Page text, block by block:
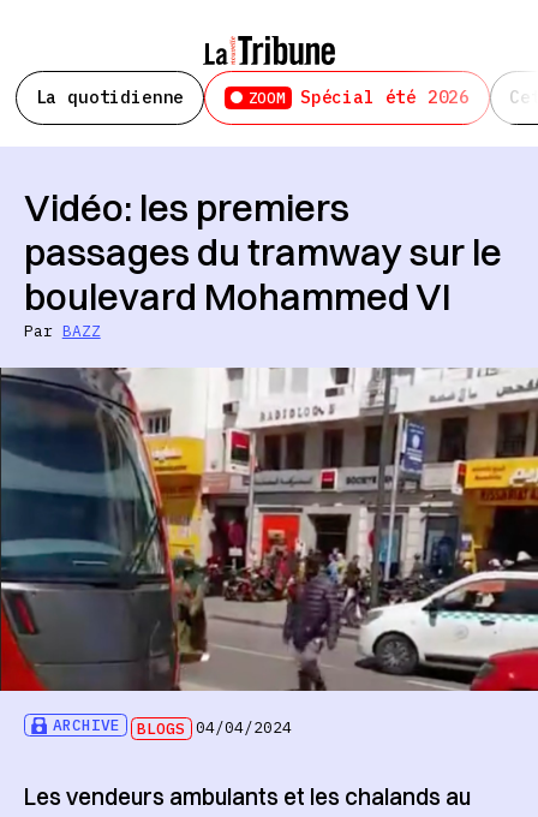
La quotidienne ZOOM Spécial été 2026
ARCHIVE BLOGS 04/04/2024
Vidéo: les premiers
passages du tramway sur le
boulevard Mohammed VI
Par BAZZ
Les vendeurs ambulants et les chalands au